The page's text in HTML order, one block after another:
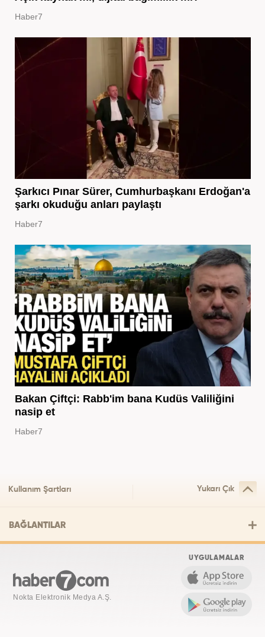
Haber7
Şarkıcı Pınar Sürer, Cumhurbaşkanı Erdoğan'a
şarkı okuduğu anları paylaştı
Haber7
Bakan Çiftçi: Rabb'im bana Kudüs Valiliğini
nasip et
Haber7
Kullanım Şartları Yukarı Çık
BAĞLANTILAR
Nokta Elektronik Medya A.Ş.
UYGULAMALAR